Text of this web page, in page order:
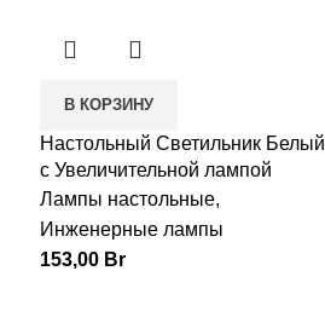
В КОРЗИНУ
Настольный Светильник Белый
с Увеличительной лампой
Лампы настольные,
Инженерные лампы
153,00 Br